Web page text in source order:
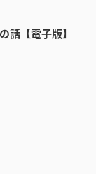
話【電子版】